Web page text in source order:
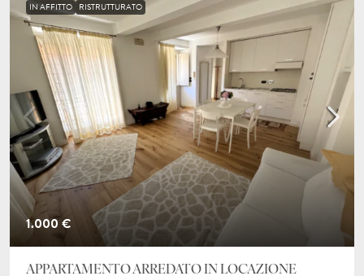
IN AFFITTO RISTRUTTURATO
1.000 €
APPARTAMENTO ARREDATO IN LOCAZIONE